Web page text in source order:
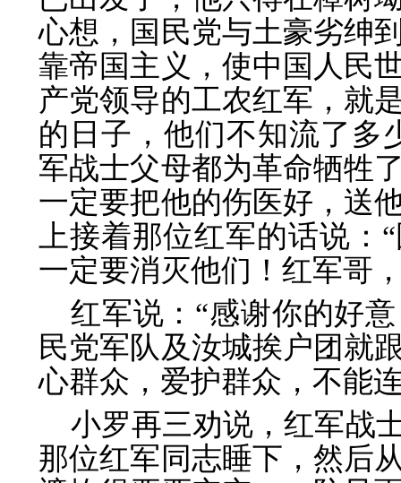
心想，国民党与土豪劣绅
靠帝国主义，使中国人民
产党领导的工农红军，就
的日子，他们不知流了多
军战士父母都为革命牺牲
一定要把他的伤医好，送
上接着那位红军的话说
一定要消灭他们！红军哥
红军说：“感谢你的好
民党军队及汝城挨户团就
心群众，爱护群众，不能
小罗再三劝说，红军战
那位红军同志睡下，然后